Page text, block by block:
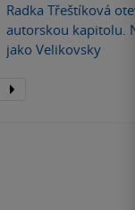
Radka Třeštíková
autorskou kapitolu.
jako Velikovsky